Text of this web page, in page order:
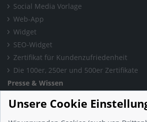
Social Media Vorlage
Web-App
Widget
SEO-Widget
Zertifikat für Kundenzufriedenheit
Die 100er, 250er und 500er Zertifikate
Presse & Wissen
Blog
Unsere Cookie